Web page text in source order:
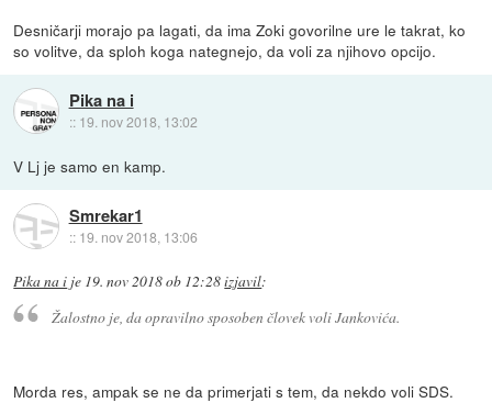
Desničarji morajo pa lagati, da ima Zoki govorilne ure le takrat, ko
so volitve, da sploh koga nategnejo, da voli za njihovo opcijo.
Pika na i
:: 19. nov 2018, 13:02
V Lj je samo en kamp.
Smrekar1
:: 19. nov 2018, 13:06
Pika na i je 19. nov 2018 ob 12:28izjavil:
Žalostno je, da opravilno sposoben človek voli Jankovića.
Morda res, ampak se ne da primerjati s tem, da nekdo voli SDS.